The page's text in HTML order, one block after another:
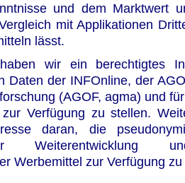
und dem Marktwert
mit Applikationen
lässt.
wir ein berechtigtes
Daten der INFOnline, der
(AGOF, agma) und
Verfügung zu stellen.
daran, die
Weiterentwicklung
Werbemittel zur Verfügung